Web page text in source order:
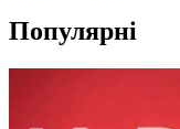
Популярні